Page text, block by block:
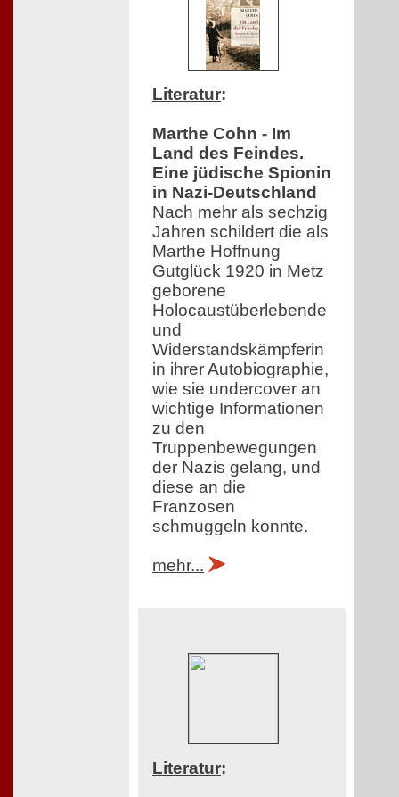
Literatur:
Marthe Cohn - Im
Land des Feindes.
Eine jüdische Spionin
in Nazi-Deutschland
Nach mehr als sechzig
Jahren schildert die als
Marthe Hoffnung
Gutglück 1920 in Metz
geborene
Holocaustüberlebende
und
Widerstandskämpferin
in ihrer Autobiographie,
wie sie undercover an
wichtige Informationen
zu den
Truppenbewegungen
der Nazis gelang, und
diese an die
Franzosen
schmuggeln konnte.
mehr...
Literatur: